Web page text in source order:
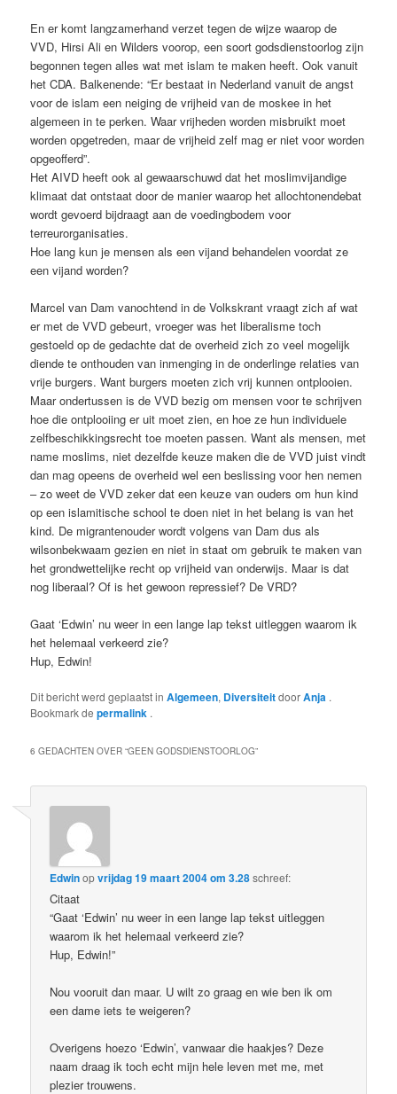
En er komt langzamerhand verzet tegen de wijze waarop de
VVD, Hirsi Ali en Wilders voorop, een soort godsdienstoorlog zijn
begonnen tegen alles wat met islam te maken heeft. Ook vanuit
het CDA. Balkenende: “Er bestaat in Nederland vanuit de angst
voor de islam een neiging de vrijheid van de moskee in het
algemeen in te perken. Waar vrijheden worden misbruikt moet
worden opgetreden, maar de vrijheid zelf mag er niet voor worden
opgeofferd”.
Het AIVD heeft ook al gewaarschuwd dat het moslimvijandige
klimaat dat ontstaat door de manier waarop het allochtonendebat
wordt gevoerd bijdraagt aan de voedingbodem voor
terreurorganisaties.
Hoe lang kun je mensen als een vijand behandelen voordat ze
een vijand worden?
Marcel van Dam vanochtend in de Volkskrant vraagt zich af wat
er met de VVD gebeurt, vroeger was het liberalisme toch
gestoeld op de gedachte dat de overheid zich zo veel mogelijk
diende te onthouden van inmenging in de onderlinge relaties van
vrije burgers. Want burgers moeten zich vrij kunnen ontplooien.
Maar ondertussen is de VVD bezig om mensen voor te schrijven
hoe die ontplooiing er uit moet zien, en hoe ze hun individuele
zelfbeschikkingsrecht toe moeten passen. Want als mensen, met
name moslims, niet dezelfde keuze maken die de VVD juist vindt
dan mag opeens de overheid wel een beslissing voor hen nemen
– zo weet de VVD zeker dat een keuze van ouders om hun kind
op een islamitische school te doen niet in het belang is van het
kind. De migrantenouder wordt volgens van Dam dus als
wilsonbekwaam gezien en niet in staat om gebruik te maken van
het grondwettelijke recht op vrijheid van onderwijs. Maar is dat
nog liberaal? Of is het gewoon repressief? De VRD?
Gaat ‘Edwin’ nu weer in een lange lap tekst uitleggen waarom ik
het helemaal verkeerd zie?
Hup, Edwin!
Dit bericht werd geplaatst inAlgemeen, DiversiteitdoorAnja .
Bookmark depermalink .
6 GEDACHTEN OVER “GEEN GODSDIENSTOORLOG”
Edwinopvrijdag 19 maart 2004 om 3.28schreef:
Citaat
“Gaat ‘Edwin’ nu weer in een lange lap tekst uitleggen
waarom ik het helemaal verkeerd zie?
Hup, Edwin!”
Nou vooruit dan maar. U wilt zo graag en wie ben ik om
een dame iets te weigeren?
Overigens hoezo ‘Edwin’, vanwaar die haakjes? Deze
naam draag ik toch echt mijn hele leven met me, met
plezier trouwens.